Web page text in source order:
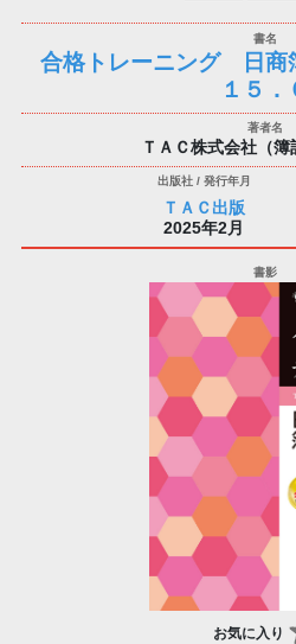
合格トレーニング 日商
１５．
ＴＡＣ株式会社（簿
ＴＡＣ出版
2025年2月
お気に入り